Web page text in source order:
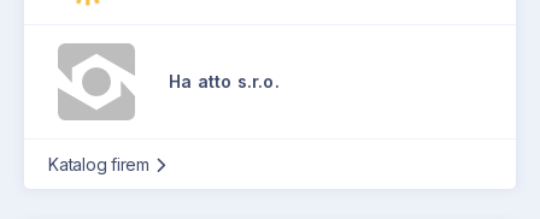
Ha atto s.r.o.
Katalog firem